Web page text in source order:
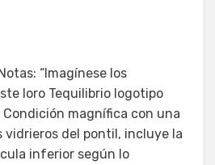
“Imagínese los
loro Tequilibrio logotipo
Condición magnífica con una
vidrieros del pontil, incluye la
inferior según lo